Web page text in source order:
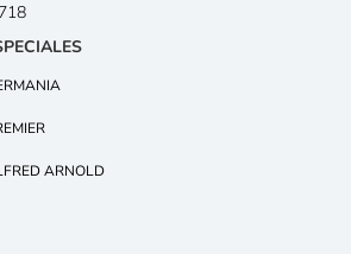
ARNOLD